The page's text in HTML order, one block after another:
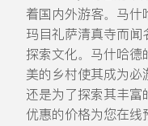
着国内外游客。马
玛目礼萨清真寺而闻
探索文化。马什哈德
美的乡村使其成为必
还是为了探索其丰富
优惠的价格为您在线